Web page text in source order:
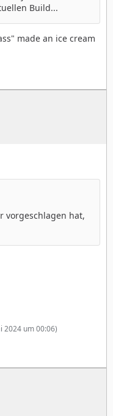
Build...
made an ice cream
vorgeschlagen hat,
2024 um 00:06)